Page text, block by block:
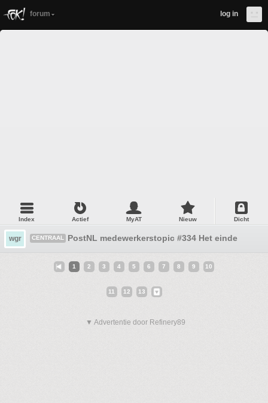
forum log in
Index Actief MyAT Nieuw Dicht
wgr CENTRAAL PostNL medewerkerstopic #334 Het einde is in
1 2 3 4 5 6 7 8 9 10
11 12 13
▼ Advertentie door Refinery89